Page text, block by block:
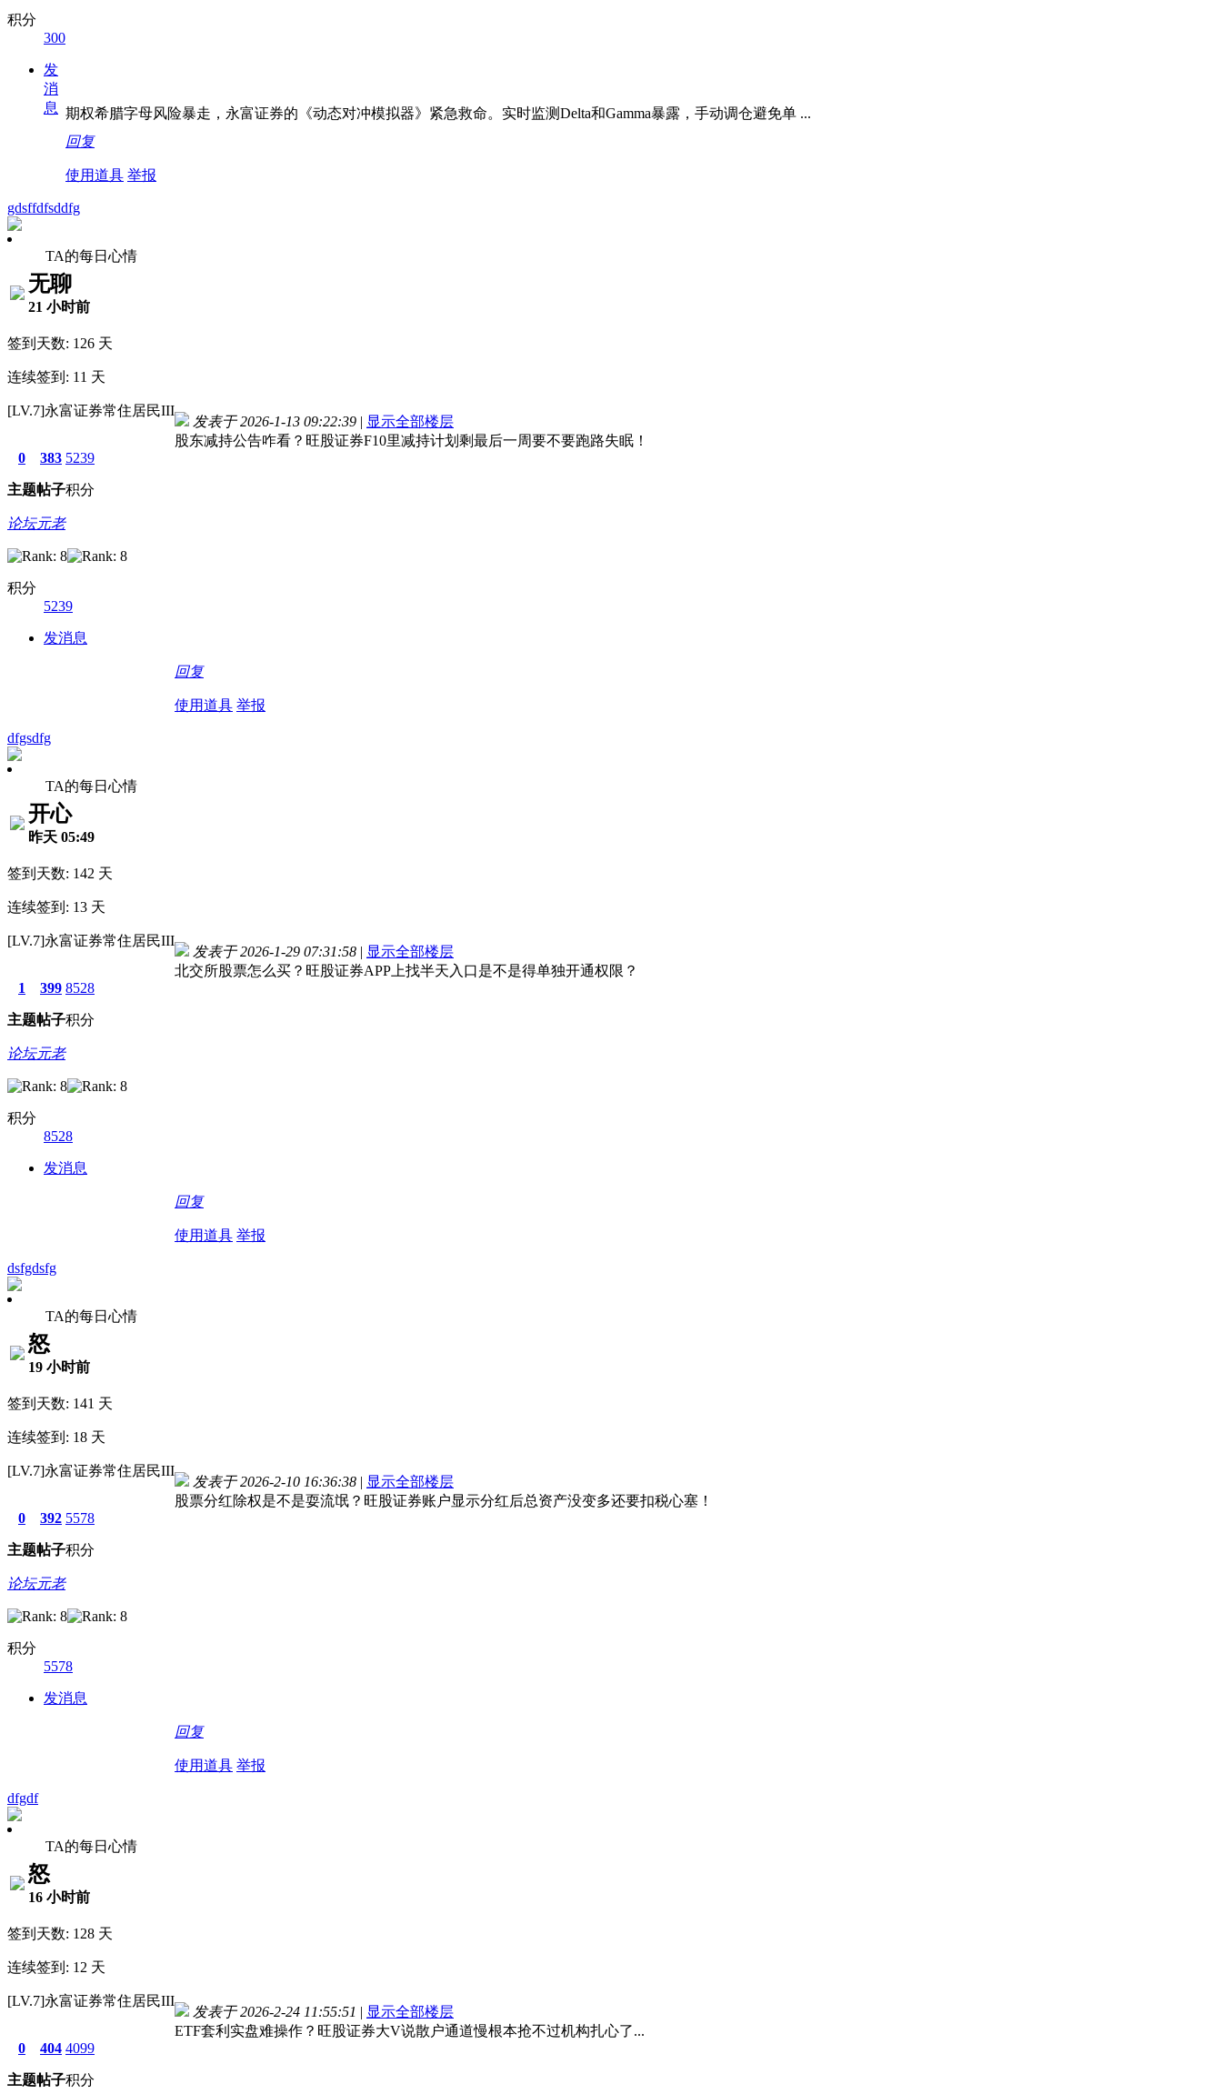
积分
300
发
消
息 期权希腊字母风险暴走，永富证券的《动态对冲模拟器》紧急救命。实时监测Delta和Gamma暴露，手动调仓避免单 ...
回复
使用道具 举报
gdsffdfsddfg
TA的每日心情
无聊
21 小时前
签到天数: 126 天
连续签到: 11 天
[LV.7]永富证券常住居民III
0
主题
383
帖子
5239
积分
论坛元老
积分
5239
发消息
发表于 2026-1-13 09:22:39 | 显示全部楼层
股东减持公告咋看？旺股证券F10里减持计划剩最后一周要不要跑路失眠！
回复
使用道具 举报
dfgsdfg
TA的每日心情
开心
昨天 05:49
签到天数: 142 天
连续签到: 13 天
[LV.7]永富证券常住居民III
1
主题
399
帖子
8528
积分
论坛元老
积分
8528
发消息
发表于 2026-1-29 07:31:58 | 显示全部楼层
北交所股票怎么买？旺股证券APP上找半天入口是不是得单独开通权限？
回复
使用道具 举报
dsfgdsfg
TA的每日心情
怒
19 小时前
签到天数: 141 天
连续签到: 18 天
[LV.7]永富证券常住居民III
0
主题
392
帖子
5578
积分
论坛元老
积分
5578
发消息
发表于 2026-2-10 16:36:38 | 显示全部楼层
股票分红除权是不是耍流氓？旺股证券账户显示分红后总资产没变多还要扣税心塞！
回复
使用道具 举报
dfgdf
TA的每日心情
怒
16 小时前
签到天数: 128 天
连续签到: 12 天
[LV.7]永富证券常住居民III
0
主题
404
帖子
4099
积分
发表于 2026-2-24 11:55:51 | 显示全部楼层
ETF套利实盘难操作？旺股证券大V说散户通道慢根本抢不过机构扎心了...